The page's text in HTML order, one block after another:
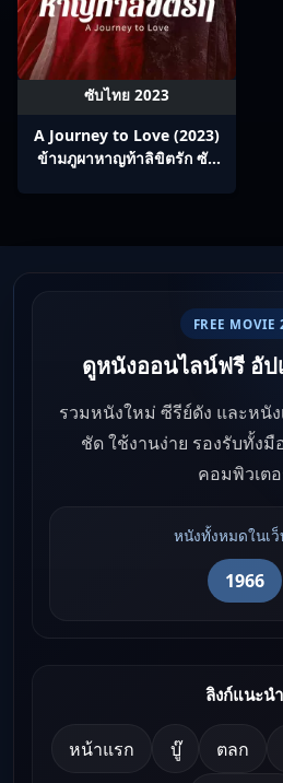
ซับไทย 2023
A Journey to Love (2023)
ข้ามภูผาหาญท้าลิขิตรัก ซับ
FREE MOVIE
ดูหนังออนไลน์ฟรี อั
รวมหนังใหม่ ซีรีย์ดัง และหนั
ชัด ใช้งานง่าย รองรับทั้งมื
คอมพิวเต
หนังทั้งหมดในเ
1966
ลิงก์แนะนำ
หน้าแรก บู๊ ตลก